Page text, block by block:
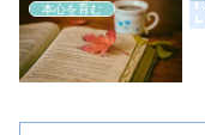
本心を育む